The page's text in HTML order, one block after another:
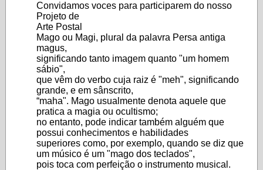
Convidamos voces para participarem do nosso
Projeto de
Arte Postal
Mago ou Magi, plural da palavra Persa antiga
magus,
significando tanto imagem quanto "um homem
sábio",
que vêm do verbo cuja raiz é "meh", significando
grande, e em sânscrito,
“maha". Mago usualmente denota aquele que
pratica a magia ou ocultismo;
no entanto, pode indicar também alguém que
possui conhecimentos e habilidades
superiores como, por exemplo, quando se diz que
um músico é um "mago dos teclados",
pois toca com perfeição o instrumento musical.